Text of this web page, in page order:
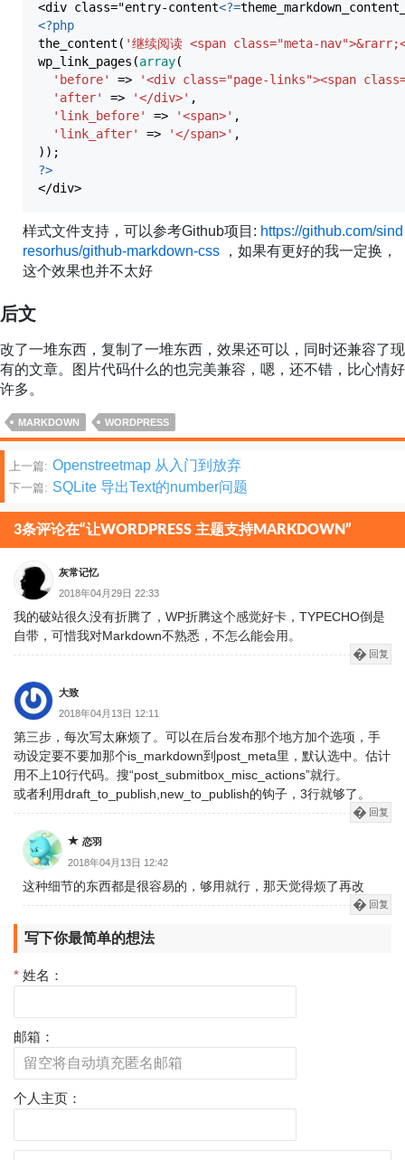
<div class="entry-content<?=
<?php
the_content ( '继续阅读 <span class="meta-
wp_link_pages (array(
'before'
=>
'<div class="page-links"><span
'after'
=> '</div>' ,
'link_before'
=> '<span>' ,
'link_after'
=> '</span>' ,
) ) ;
?>
</div>
样式文件支持，可以参考Github项目: https://github.com/sind
resorhus/github-markdown-css ，如果有更好的我一定换，
这个效果也并不太好
后文
改了一堆东西，复制了一堆东西，效果还可以，同时还兼容了现
有的文章。图片代码什么的也完美兼容，嗯，还不错，比心情好
许多。
MARKDOWN WORDPRESS
文
章
分
页
上一篇: Openstreetmap 从入门到放弃
下一篇: SQLite 导出Text的number问题
3条评论在“让WORDPRESS 主题支持MARKDOWN”
灰常记忆
2018年04月29日 22:33
我的破站很久没有折腾了，WP折腾这个感觉好卡，TYPECHO倒是
自带，可惜我对Markdown不熟悉，不怎么能会用。
回复
大致
2018年04月13日 12:11
第三步，每次写太麻烦了。可以在后台发布那个地方加个选项，手
动设定要不要加那个is_markdown到post_meta里，默认选中。估计
用不上10行代码。搜“post_submitbox_misc_actions”就行。
或者利用draft_to_publish,new_to_publish的钩子，3行就够了。
回复
恋羽
2018年04月13日 12:42
这种细节的东西都是很容易的，够用就行，那天觉得烦了再改
回复
写下你最简单的想法
* 姓名：
邮箱：
个人主页：